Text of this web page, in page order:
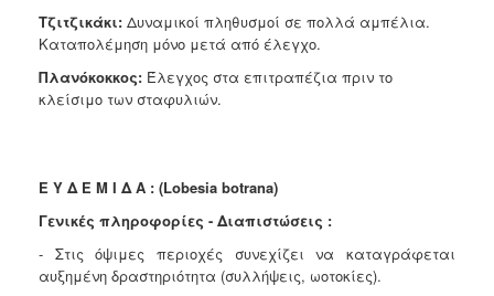
ΤΟΠΟΣ
ΠΟΛΙΤΙΣΜΟΣ
Τζιτζικάκι: Δυναμικοί πληθυσμοί σε πολλά αμπέλια.
Καταπολέμηση μόνο μετά από έλεγχο.
Πλανόκοκκος: Έλεγχος στα επιτραπέζια πριν το
κλείσιμο των σταφυλιών.
Ε Υ Δ Ε Μ Ι Δ Α : (Lobesia botrana)
Γενικές πληροφορίες - Διαπιστώσεις :
- Στις όψιμες περιοχές συνεχίζει να καταγράφεται
αυξημένη δραστηριότητα (συλλήψεις, ωοτοκίες).